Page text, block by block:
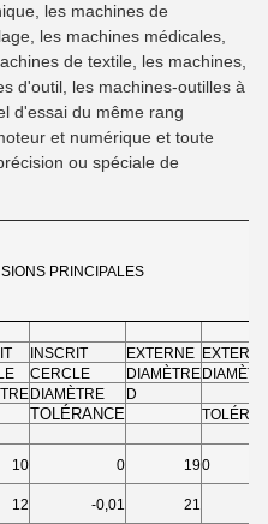
les machines de
les machines médicales,
de textile, les machines,
d'outil, les machines-outilles à
d'essai du même rang
et numérique et toute
ou spéciale de
PRINCIPALES
INSCRIT EXTERNE
CERCLE DIAMÈTRE
DIAMÈTRE
D
TOLÉRANCE
10 0 190
12 -0,01 21